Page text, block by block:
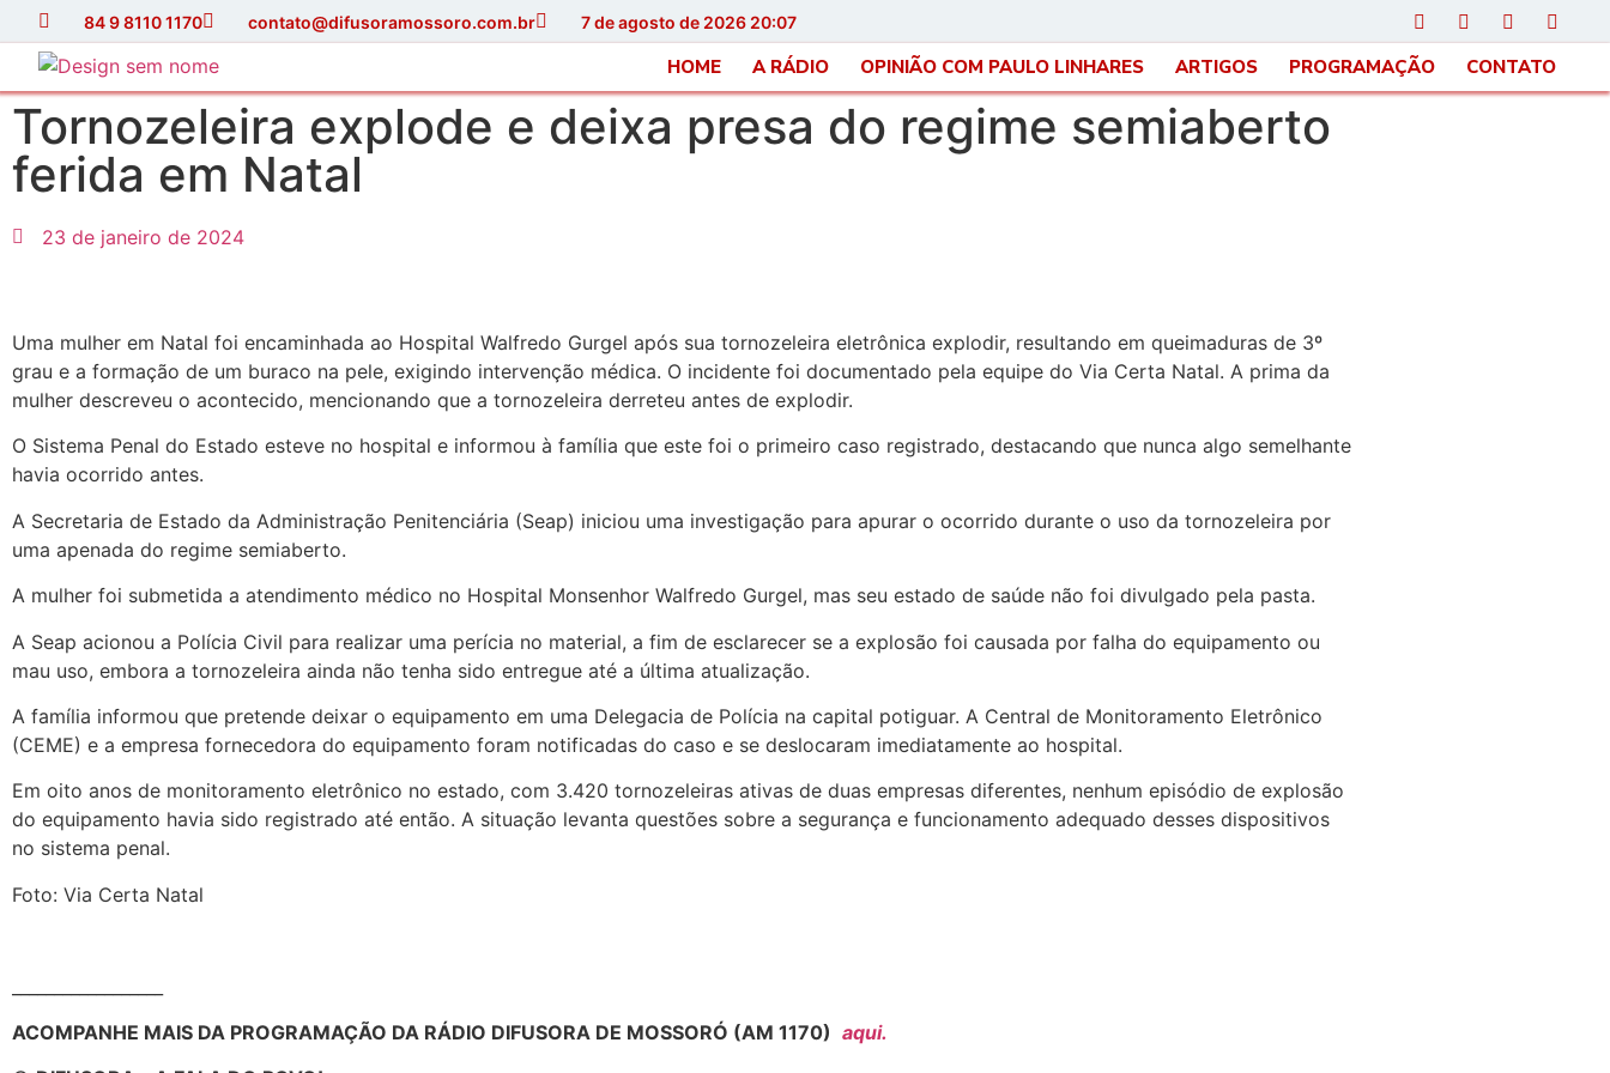
84 9 8110 1170 contato@difusoramossoro.com.br 7 de agosto de 2026 20:07
HOME A RÁDIO OPINIÃO COM PAULO LINHARES ARTIGOS PROGRAMAÇÃO CONTATO
Tornozeleira explode e deixa presa do regime semiaberto
ferida em Natal
23 de janeiro de 2024
Uma mulher em Natal foi encaminhada ao Hospital Walfredo Gurgel após sua tornozeleira eletrônica explodir, resultando em queimaduras de 3º
grau e a formação de um buraco na pele, exigindo intervenção médica. O incidente foi documentado pela equipe do Via Certa Natal. A prima da
mulher descreveu o acontecido, mencionando que a tornozeleira derreteu antes de explodir.
O Sistema Penal do Estado esteve no hospital e informou à família que este foi o primeiro caso registrado, destacando que nunca algo semelhante
havia ocorrido antes.
A Secretaria de Estado da Administração Penitenciária (Seap) iniciou uma investigação para apurar o ocorrido durante o uso da tornozeleira por
uma apenada do regime semiaberto.
A mulher foi submetida a atendimento médico no Hospital Monsenhor Walfredo Gurgel, mas seu estado de saúde não foi divulgado pela pasta.
A Seap acionou a Polícia Civil para realizar uma perícia no material, a fim de esclarecer se a explosão foi causada por falha do equipamento ou
mau uso, embora a tornozeleira ainda não tenha sido entregue até a última atualização.
A família informou que pretende deixar o equipamento em uma Delegacia de Polícia na capital potiguar. A Central de Monitoramento Eletrônico
(CEME) e a empresa fornecedora do equipamento foram notificadas do caso e se deslocaram imediatamente ao hospital.
Em oito anos de monitoramento eletrônico no estado, com 3.420 tornozeleiras ativas de duas empresas diferentes, nenhum episódio de explosão
do equipamento havia sido registrado até então. A situação levanta questões sobre a segurança e funcionamento adequado desses dispositivos
no sistema penal.
Foto: Via Certa Natal
ACOMPANHE MAIS DA PROGRAMAÇÃO DA RÁDIO DIFUSORA DE MOSSORÓ (AM 1170) aqui.